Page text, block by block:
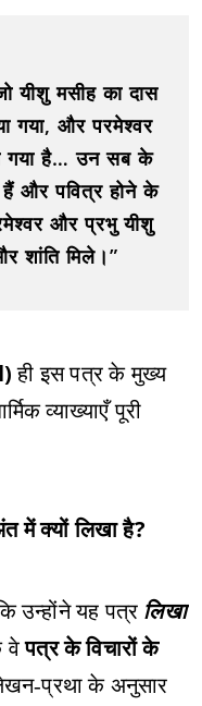
यीशु मसीह का दास
गया, और परमेश्वर
गया है… उन सब के
हैं और पवित्र होने के
और प्रभु यीशु
शांति मिले।”
ही इस पत्र के मुख्य
व्याख्याएँ पूरी
में क्यों लिखा है?
उन्होंने यह पत्र लिखा
वेपत्र के विचारों के
के अनुसार